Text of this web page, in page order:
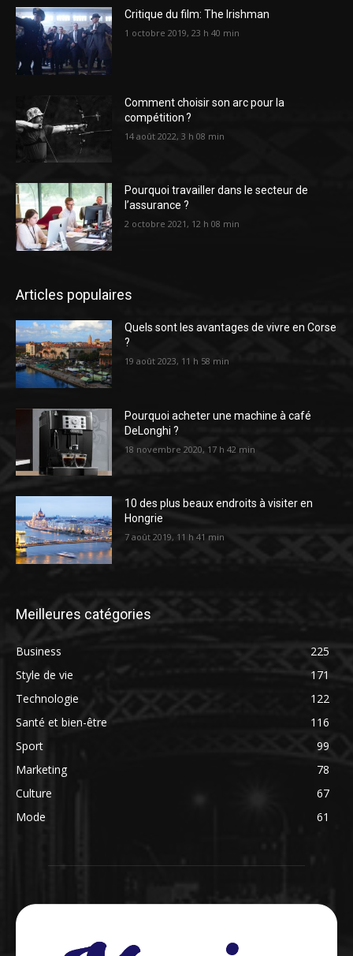
Critique du film: The Irishman
1 octobre 2019, 23 h 40 min
Comment choisir son arc pour la
compétition ?
14 août 2022, 3 h 08 min
Pourquoi travailler dans le secteur de
l’assurance ?
2 octobre 2021, 12 h 08 min
Articles populaires
Quels sont les avantages de vivre en Corse
?
19 août 2023, 11 h 58 min
Pourquoi acheter une machine à café
DeLonghi ?
18 novembre 2020, 17 h 42 min
10 des plus beaux endroits à visiter en
Hongrie
7 août 2019, 11 h 41 min
Meilleures catégories
Business
225
Style de vie
171
Technologie
122
Santé et bien-être
116
Sport
99
Marketing
78
Culture
67
Mode
61